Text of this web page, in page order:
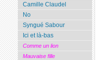
Camille Claudel
No
Syngué Sabour
Ici et là-bas
Comme un lion
Mauvaise fille